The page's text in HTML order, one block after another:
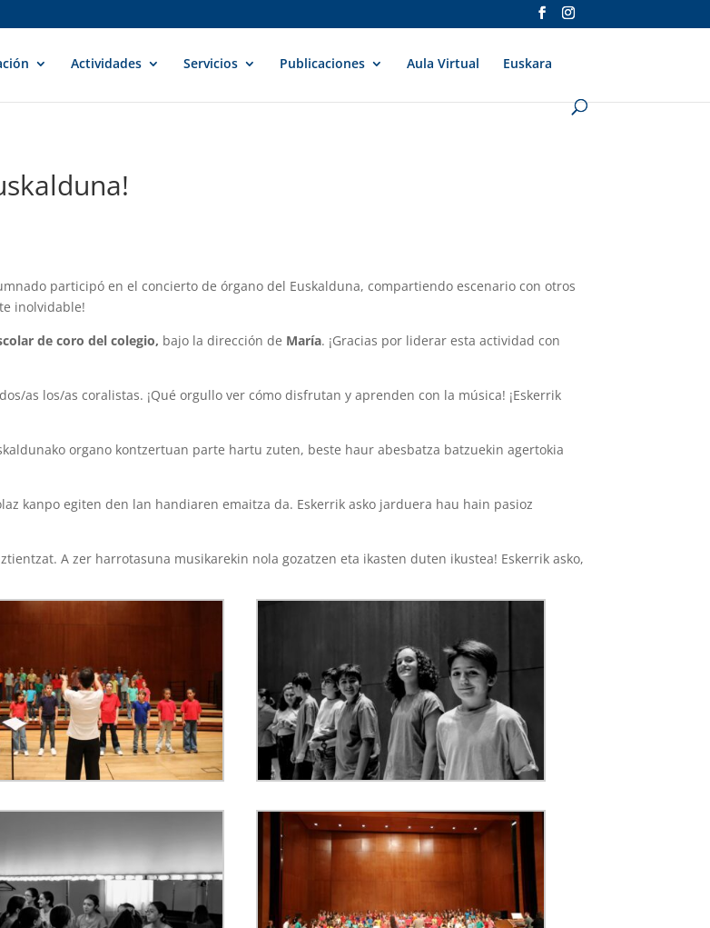
Actividades Servicios Publicaciones Aula Virtual Euskara
participó en el concierto de órgano del Euskalduna, compartiendo escenario con otros
inolvidable!
de coro del colegio, bajo la dirección de María. ¡Gracias por liderar esta actividad con
as los/as coralistas. ¡Qué orgullo ver cómo disfrutan y aprenden con la música! ¡Eskerrik
organo kontzertuan parte hartu zuten, beste haur abesbatza batzuekin agertokia
kanpo egiten den lan handiaren emaitza da. Eskerrik asko jarduera hau hain pasioz
A zer harrotasuna musikarekin nola gozatzen eta ikasten duten ikustea! Eskerrik asko,